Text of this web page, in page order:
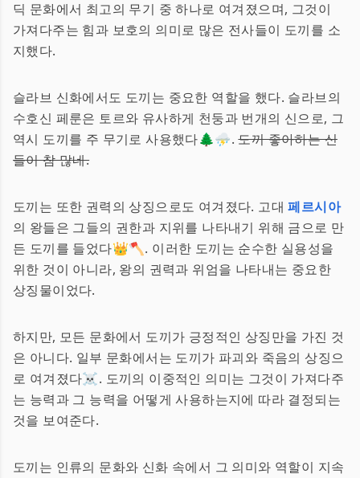
딕 문화에서 최고의 무기 중 하나로 여겨졌으며, 그것이
가져다주는 힘과 보호의 의미로 많은 전사들이 도끼를 소
지했다.
슬라브 신화에서도 도끼는 중요한 역할을 했다. 슬라브의
수호신 페룬은 토르와 유사하게 천둥과 번개의 신으로, 그
역시 도끼를 주 무기로 사용했다🌲⛈️.도끼 좋아하는 신
들이 참 많네.
도끼는 또한 권력의 상징으로도 여겨졌다. 고대페르시아
의 왕들은 그들의 권한과 지위를 나타내기 위해 금으로 만
든 도끼를 들었다👑🪓. 이러한 도끼는 순수한 실용성을
위한 것이 아니라, 왕의 권력과 위엄을 나타내는 중요한
상징물이었다.
하지만, 모든 문화에서 도끼가 긍정적인 상징만을 가진 것
은 아니다. 일부 문화에서는 도끼가 파괴와 죽음의 상징으
로 여겨졌다☠️. 도끼의 이중적인 의미는 그것이 가져다주
는 능력과 그 능력을 어떻게 사용하는지에 따라 결정되는
것을 보여준다.
도끼는 인류의 문화와 신화 속에서 그 의미와 역할이 지속